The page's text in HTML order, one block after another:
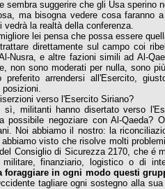
sembra suggerire che gli Usa sperino
ma bisogna vedere cosa
la realtà della conferenza.
lei pensa che possa essere
direttamente sul campo coi
Nusra, e altre fazioni simili ad Al-
non sono moderati per nulla, sono
preferito arrendersi all'Esercito,
posizioni.
verso l'Esercito Siriano?
sì, militanti hanno disertato verso
possibile negoziare con Al-Qaeda?
Noi abbiamo il nostro: la
visto che risolve molti
Consiglio di Sicurezza 2170, che
militare, finanziario, logistico o di
foraggiare in ogni modo questi
tagliare ogni sostegno alla